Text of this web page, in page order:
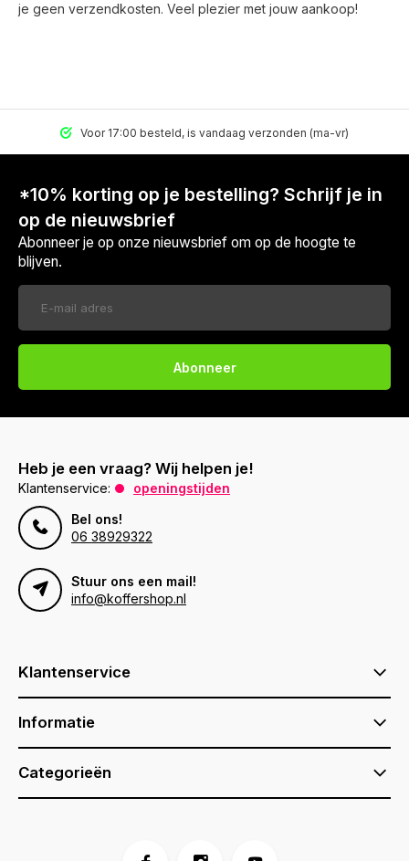
je geen verzendkosten. Veel plezier met jouw aankoop!
Voor 17:00 besteld, is vandaag verzonden (ma-vr)
*10% korting op je bestelling? Schrijf je in
op de nieuwsbrief
Abonneer je op onze nieuwsbrief om op de hoogte te
blijven.
Abonneer
Heb je een vraag? Wij helpen je!
Klantenservice:
openingstijden
Bel ons!
06 38929322
Stuur ons een mail!
info@koffershop.nl
Klantenservice
Informatie
Categorieën